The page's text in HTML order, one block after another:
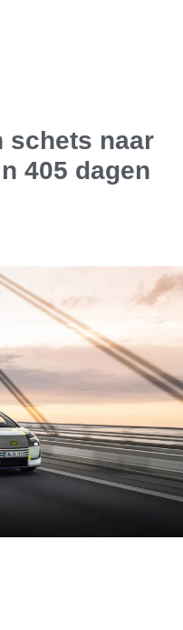
schets naar
405 dagen